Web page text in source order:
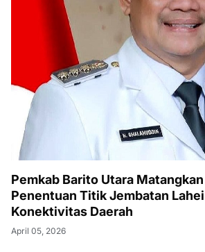
Pemkab Barito Utara
Penentuan Titik Jembatan
Konektivitas Daerah
April 05, 2026